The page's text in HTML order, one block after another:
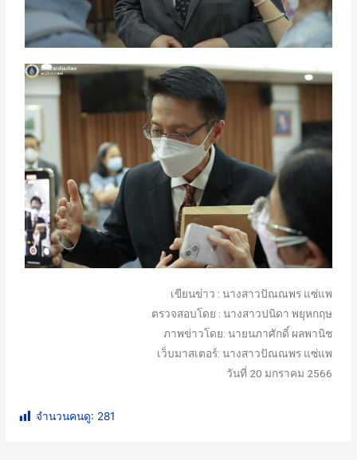
เขียนข่าว : นางสาวปัณณพร แซ่แพ
ตรวจสอบโดย : นางสาวปนิดา พยุหกฤษ
ภาพข่าวโดย: นายนภาศักดิ์ ผลพานิช
เว็บมาสเตอร์: นางสาวปัณณพร แซ่แพ
วันที่ 20 มกราคม 2566
จำนวนคนดู: 281